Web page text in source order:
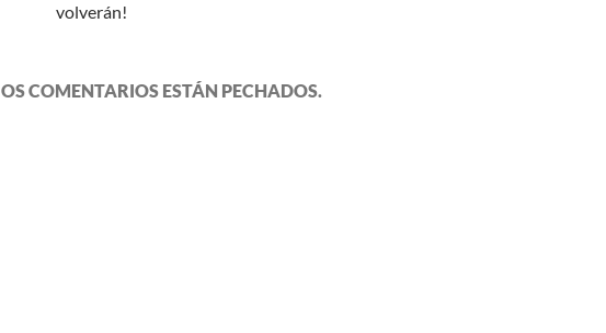
volverán!
OS COMENTARIOS ESTÁN PECHADOS.